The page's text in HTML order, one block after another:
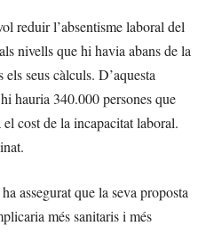
reduir l’absentisme laboral del
nivells que hi havia abans de la
seus càlculs. D’aquesta
hauria 340.000 persones que
cost de la incapacitat laboral.
assegurat que la seva proposta
més sanitaris i més